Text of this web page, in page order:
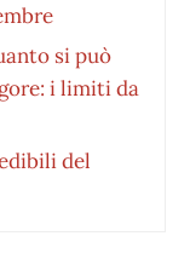
si può
i limiti da
del